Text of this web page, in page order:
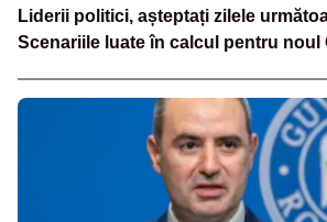
Liderii politici, așteptați zilele
Scenariile luate în calcul pentru noul